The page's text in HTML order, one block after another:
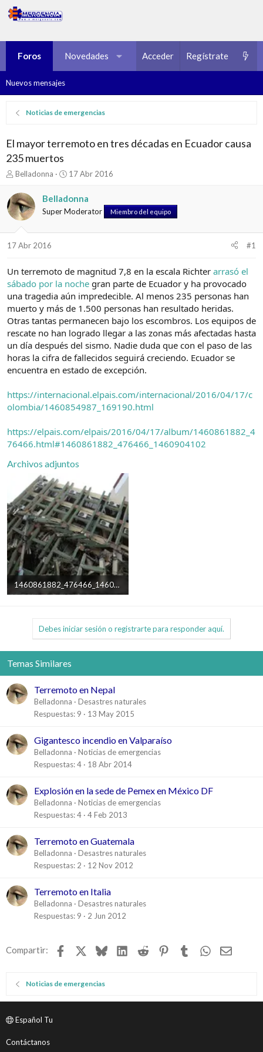
Foros Novedades Multimedia Recursos
Acceder Regístrate
Nuevos mensajes
Noticias de emergencias
El mayor terremoto en tres décadas en Ecuador causa
235 muertos
I
i
c
i
o
d
e
l
t
e
m
a
Belladonna
F
h
a
i
i
o
17 Abr 2016
Belladonna
Super Moderator Miembro del equipo
17 Abr 2016 #1
Un terremoto de magnitud 7,8 en la escala Richter arrasó el
sábado por la noche gran parte de Ecuador y ha provocado
una tragedia aún impredecible. Al menos 235 personas han
muerto y más de 1.500 personas han resultado heridas.
Otras tantas permanecen bajo los escombros. Los equipos de
rescate no han logrado llegar a las zonas más afectadas hasta
un día después del sismo. Nadie duda que con el paso de las
horas la cifra de fallecidos seguirá creciendo. Ecuador se
encuentra en estado de excepción.
https://internacional.elpais.com/internacional/2016/04/17/c
olombia/1460854987_169190.html
https://elpais.com/elpais/2016/04/17/album/1460861882_4
76466.html#1460861882_476466_1460904102
Archivos adjuntos
1460861882_476466_1460904840_album_normal.webp
Debes iniciar sesión o registrarte para responder aquí.
Temas Similares
Terremoto en Nepal
Belladonna
Desastres naturales
Respuestas 9 13 May 2015
Gigantesco incendio en Valparaíso
Belladonna
Noticias de emergencias
Respuestas 4 18 Abr 2014
Explosión en la sede de Pemex en México DF
Belladonna
Noticias de emergencias
Respuestas 4 4 Feb 2013
Terremoto en Guatemala
Belladonna
Desastres naturales
Respuestas 2 12 Nov 2012
Terremoto en Italia
Belladonna
Desastres naturales
Respuestas 9 2 Jun 2012
Compartir: Facebook BlueskyLinkedIn
Reddit Pinterest
TumblrWhatsApp
Email
Noticias de emergencias
Español Tu
Contáctanos